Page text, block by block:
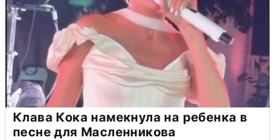
Клава Кока намекнула на ребенка в
песне для Масленникова